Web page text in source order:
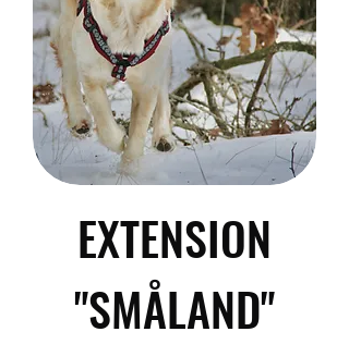
EXTENSION
"SMÅLAND"